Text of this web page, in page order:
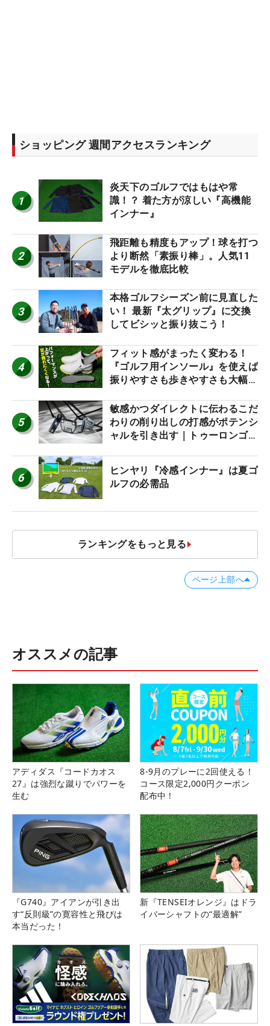
ショッピング 週間アクセスランキング
1
炎天下のゴルフではもはや常
識！？ 着た方が涼しい『高機能
インナー』
2
飛距離も精度もアップ！球を打つ
より断然「素振り棒」。人気11
モデルを徹底比較
3
本格ゴルフシーズン前に見直した
い！ 最新『太グリップ』に交換
してビシッと振り抜こう！
4
フィット感がまったく変わる！
『ゴルフ用インソール』を使えば
振りやすさも歩きやすさも大幅に
5
敏感かつダイレクトに伝わるこだ
わりの削り出しの打感がポテンシ
ャルを引き出す｜トゥーロンゴル
6
ヒンヤリ『冷感インナー』は夏ゴ
ルフの必需品
ランキングをもっと見る
ページ上部へ
オススメの記事
アディダス『コードカオス
27』は強烈な蹴りでパワーを
生む
8-9月のプレーに2回使える！
コース限定2,000円クーポン
配布中！
『G740』アイアンが引き出
す“反則級”の寛容性と飛びは
本当だった！
新『TENSEIオレンジ』はドラ
イバーシャフトの“最適解”